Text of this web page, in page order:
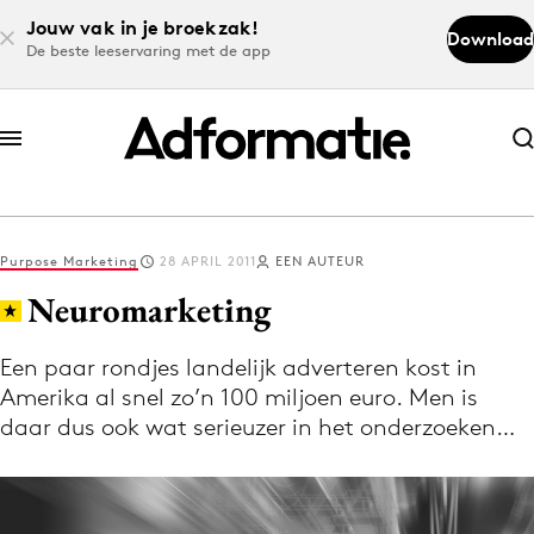
Jouw vak in je broekzak!
De beste leeservaring met de app
Download
Abonneer nu
Abonneer nu
Log in
Download de app
Volg het laatste nieuws via de Adformatie
Nieuws app
Purpose Marketing 28 APRIL 2011 EEN AUTEUR
Neuromarketing
Een paar rondjes landelijk adverteren kost in
Amerika al snel zo’n 100 miljoen euro. Men is
daar dus ook wat serieuzer in het onderzoeken…